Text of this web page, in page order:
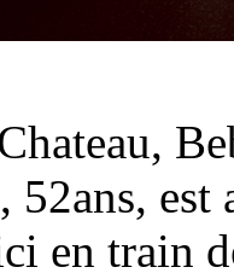
52ans,
en train